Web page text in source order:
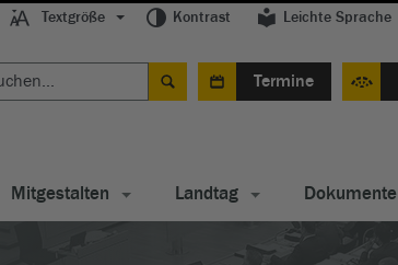
Textgröße Kontrast Leichte Sprache
Termine
Mitgestalten Landtag Dokumente